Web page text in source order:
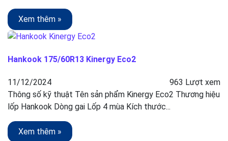
Xem thêm »
Hankook 175/60R13 Kinergy Eco2
11/12/2024
963 Lượt xem
Thông số kỹ thuật Tên sản phẩm Kinergy Eco2 Thương hiệu
lốp Hankook Dòng gai Lốp 4 mùa Kích thước...
Xem thêm »